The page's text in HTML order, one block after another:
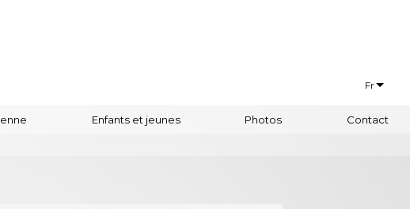
Fr
Enfants et jeunes Photos Contact